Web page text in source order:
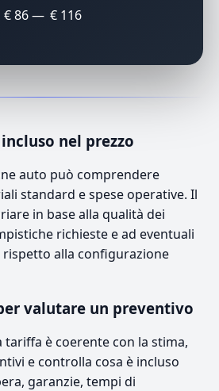
€ 86 — € 116
nel prezzo
auto può comprendere
standard e spese operative. Il
in base alla qualità dei
richieste e ad eventuali
alla configurazione
valutare un preventivo
tariffa è coerente con la stima,
e controlla cosa è incluso
garanzie, tempi di